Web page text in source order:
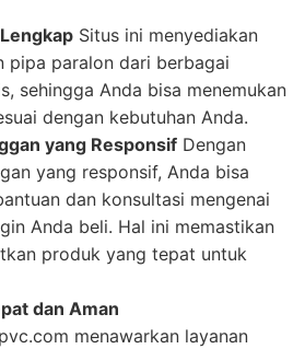
Situs ini menyediakan
pipa paralon dari berbagai
sehingga Anda bisa menemukan
dengan kebutuhan Anda.
yang Responsif Dengan
yang responsif, Anda bisa
dan konsultasi mengenai
Anda beli. Hal ini memastikan
produk yang tepat untuk
dan Aman
menawarkan layanan